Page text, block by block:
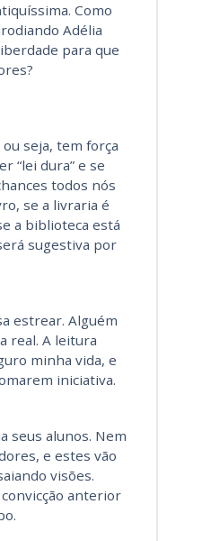
Como
Adélia
para que
seja, tem força
“lei dura” e se
todos nós
se a livraria é
a biblioteca está
sugestiva por
estrear. Alguém
real. A leitura
minha vida, e
iniciativa.
seus alunos. Nem
e estes vão
visões.
anterior